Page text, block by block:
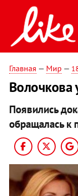
Главная — Мир —
Волочкова
Появились
обращалась к